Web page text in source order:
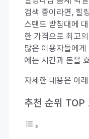
검색 중이라면, 힐
스탠드 받침대에
한 가격으로 최고
많은 이용자들에
에는 시간과 돈을
자세한 내용은 아
추천 순위 TOP